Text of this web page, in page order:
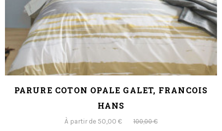
PARURE COTON OPALE GALET, FRANCOIS
HANS
À partir de 50,00 € 100,00 €